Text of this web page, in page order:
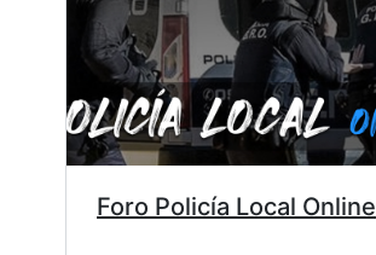
Foro Policía Local Online